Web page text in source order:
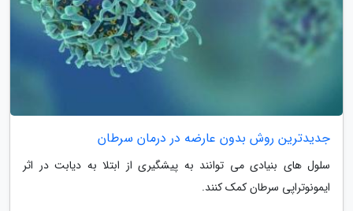
جدیدترین روش بدون عارضه در درمان سرطان
سلول های بنیادی می توانند به پیشگیری از ابتلا به دیابت در اثر
ایمونوتراپی سرطان کمک کنند.